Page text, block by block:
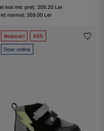
mai mic preț: 205.20 Lei
normal: 359.00 Lei
Reduceri 48%
Doar online